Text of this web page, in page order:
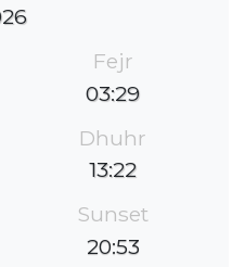
Fejr
03:29
Dhuhr
13:22
Sunset
20:53